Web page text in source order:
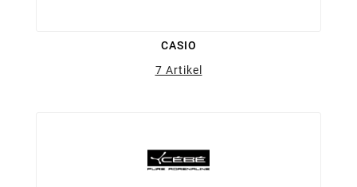
CASIO
7 Artikel